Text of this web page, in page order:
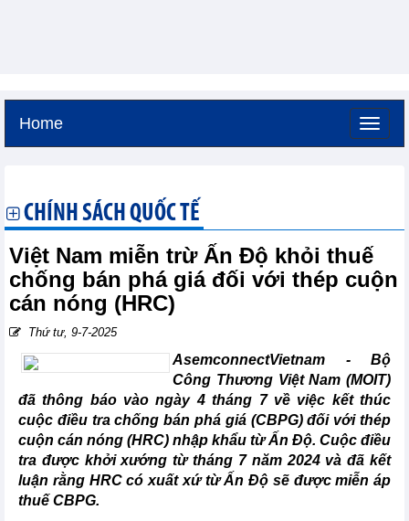
Home
CHÍNH SÁCH QUỐC TẾ
Việt Nam miễn trừ Ấn Độ khỏi thuế
chống bán phá giá đối với thép cuộn
cán nóng (HRC)
Thứ tư, 9-7-2025
AsemconnectVietnam - Bộ
Công Thương Việt Nam (MOIT)
đã thông báo vào ngày 4 tháng 7 về việc kết thúc
cuộc điều tra chống bán phá giá (CBPG) đối với thép
cuộn cán nóng (HRC) nhập khẩu từ Ấn Độ. Cuộc điều
tra được khởi xướng từ tháng 7 năm 2024 và đã kết
luận rằng HRC có xuất xứ từ Ấn Độ sẽ được miễn áp
thuế CBPG.